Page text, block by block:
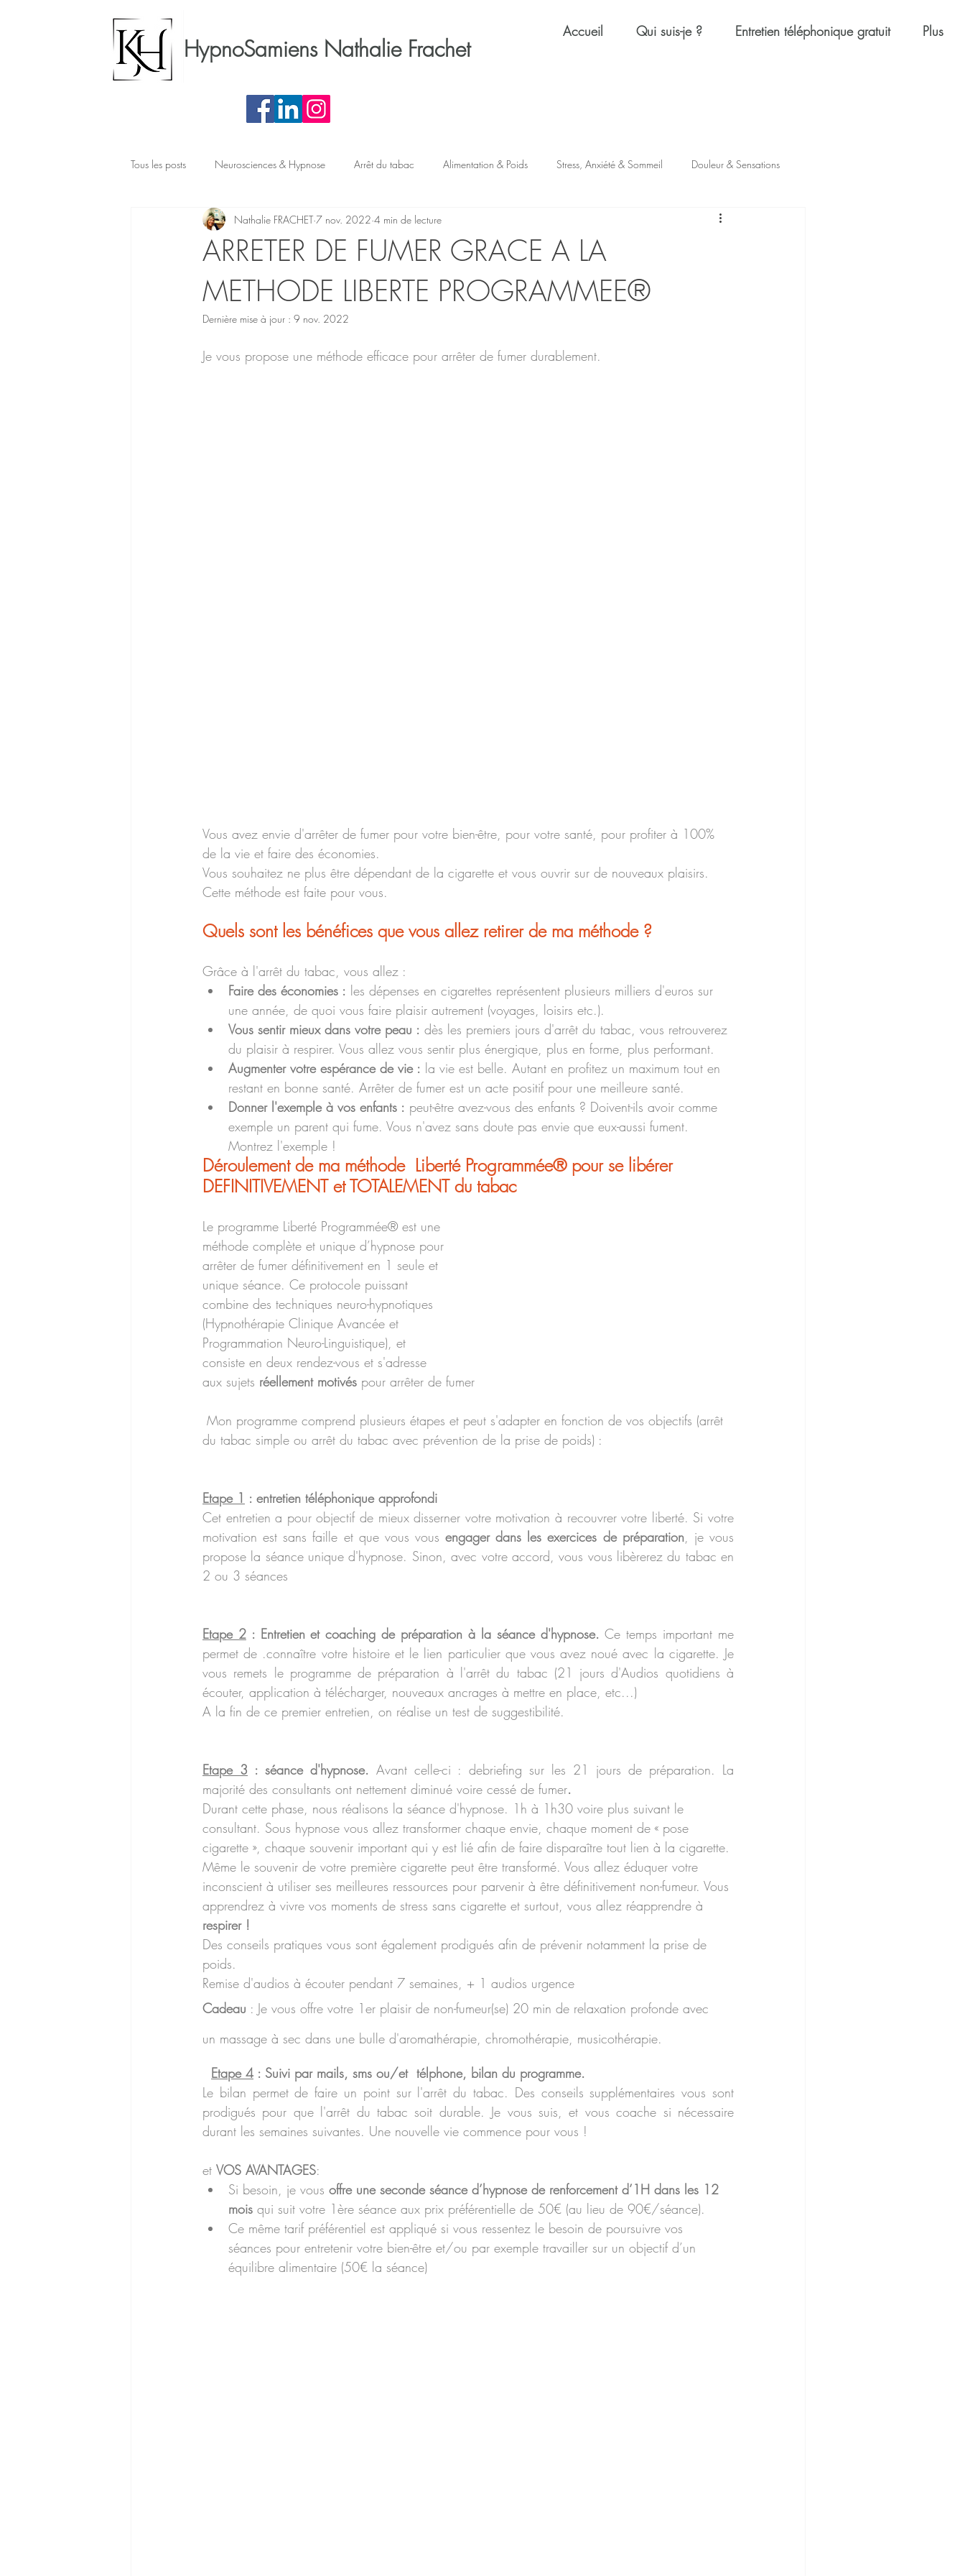
Accueil Qui suis-je ? Entretien téléphonique gratuit Plus
HypnoSamiens Nathalie Frachet
Tous les posts Neurosciences & Hypnose Arrêt du tabac Alimentation & Poids Stress, Anxiété & Sommeil Douleur & Sensations
Préparation chirurgicale Phobies & TOC Confiance & Performance
ARRETER DE FUMER GRACE A LA
METHODE LIBERTE PROGRAMMEE®
Nathalie FRACHET 7 nov. 2022 4 min de lecture
Dernière mise à jour : 9 nov. 2022
Je vous propose une méthode efficace pour arrêter de fumer durablement.
Vous avez envie d'arrêter de fumer pour votre bien-être, pour votre santé, pour profiter à 100%
de la vie et faire des économies.
Vous souhaitez ne plus être dépendant de la cigarette et vous ouvrir sur de nouveaux plaisirs.
Cette méthode est faite pour vous.
Quels sont les bénéfices que vous allez retirer de ma méthode ?
Grâce à l'arrêt du tabac, vous allez :
Faire des économies : les dépenses en cigarettes représentent plusieurs milliers d'euros sur
une année, de quoi vous faire plaisir autrement (voyages, loisirs etc.).
Vous sentir mieux dans votre peau : dès les premiers jours d'arrêt du tabac, vous retrouverez
du plaisir à respirer. Vous allez vous sentir plus énergique, plus en forme, plus performant.
Augmenter votre espérance de vie : la vie est belle. Autant en profitez un maximum tout en
restant en bonne santé. Arrêter de fumer est un acte positif pour une meilleure santé.
Donner l'exemple à vos enfants : peut-être avez-vous des enfants ? Doivent-ils avoir comme
exemple un parent qui fume. Vous n'avez sans doute pas envie que eux-aussi fument.
Montrez l'exemple !
Déroulement de ma méthode  Liberté Programmée® pour se libérer
DEFINITIVEMENT et TOTALEMENT du tabac
Le programme Liberté Programmée® est une
méthode complète et unique d’hypnose pour
arrêter de fumer définitivement en 1 seule et
unique séance. Ce protocole puissant
combine des techniques neuro-hypnotiques
(Hypnothérapie Clinique Avancée et
Programmation Neuro-Linguistique), et
consiste en deux rendez-vous et s'adresse
aux sujets réellement motivés pour arrêter de fumer
du tabac simple ou arrêt du tabac avec prévention de la prise de poids) :
Etape 1 : entretien téléphonique approfondi
Cet entretien a pour objectif de mieux disserner votre motivation à recouvrer votre liberté. Si votre
motivation est sans faille et que vous vous engager dans les exercices de préparation, je vous
propose la séance unique d'hypnose. Sinon, avec votre accord, vous vous libèrerez du tabac en
2 ou 3 séances
Etape 2 : Entretien et coaching de préparation à la séance d'hypnose. Ce temps important me
permet de .connaître votre histoire et le lien particulier que vous avez noué avec la cigarette. Je
vous remets le programme de préparation à l'arrêt du tabac (21 jours d'Audios quotidiens à
écouter, application à télécharger, nouveaux ancrages à mettre en place, etc...)
A la fin de ce premier entretien, on réalise un test de suggestibilité.
Etape 3 : séance d'hypnose. Avant celle-ci : debriefing sur les 21 jours de préparation. La
majorité des consultants ont nettement diminué voire cessé de fumer.
Durant cette phase, nous réalisons la séance d'hypnose. 1h à 1h30 voire plus suivant le
consultant. Sous hypnose vous allez transformer chaque envie, chaque moment de « pose
cigarette », chaque souvenir important qui y est lié afin de faire disparaître tout lien à la cigarette.
Même le souvenir de votre première cigarette peut être transformé. Vous allez éduquer votre
inconscient à utiliser ses meilleures ressources pour parvenir à être définitivement non-fumeur. Vous
apprendrez à vivre vos moments de stress sans cigarette et surtout, vous allez réapprendre à
respirer !
Des conseils pratiques vous sont également prodigués afin de prévenir notamment la prise de
poids.
Remise d'audios à écouter pendant 7 semaines, + 1 audios urgence
Cadeau : Je vous offre votre 1er plaisir de non-fumeur(se) 20 min de relaxation profonde avec
un massage à sec dans une bulle d'aromathérapie, chromothérapie, musicothérapie.
Etape 4 : Suivi par mails, sms ou/et  télphone, bilan du programme.
Le bilan permet de faire un point sur l'arrêt du tabac. Des conseils supplémentaires vous sont
prodigués pour que l'arrêt du tabac soit durable. Je vous suis, et vous coache si nécessaire
durant les semaines suivantes. Une nouvelle vie commence pour vous !
et VOS AVANTAGES:
Si besoin, je vous offre une seconde séance d’hypnose de renforcement d’1H dans les 12
mois qui suit votre 1ère séance aux prix préférentielle de 50€ (au lieu de 90€/séance).
Ce même tarif préférentiel est appliqué si vous ressentez le besoin de poursuivre vos
séances pour entretenir votre bien-être et/ou par exemple travailler sur un objectif d’un
équilibre alimentaire (50€ la séance)